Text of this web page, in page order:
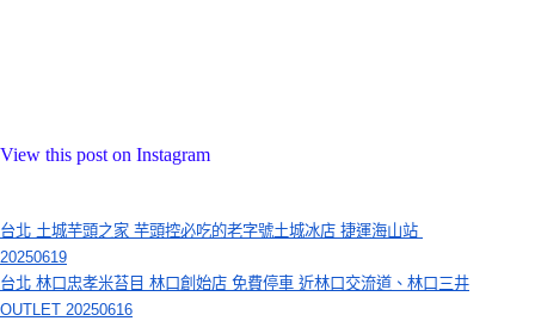
View this post on Instagram
台北 土城芋頭之家 芋頭控必吃的老字號土城冰店 捷運海山站
20250619
台北 林口忠孝米苔目 林口創始店 免費停車 近林口交流道、林口三井
OUTLET 20250616